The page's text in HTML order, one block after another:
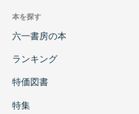
本を探す
六一書房の本
ランキング
特価図書
特集